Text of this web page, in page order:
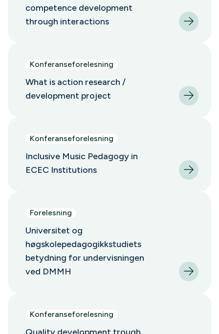
competence development
through interactions
Konferanseforelesning
What is action research /
development project
Konferanseforelesning
Inclusive Music Pedagogy in
ECEC Institutions
Forelesning
Universitet og
høgskolepedagogikkstudiets
betydning for undervisningen
ved DMMH
Konferanseforelesning
Quality development trough